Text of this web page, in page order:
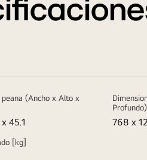
peana (Ancho x Alto x
45.1 768 x
[kg]